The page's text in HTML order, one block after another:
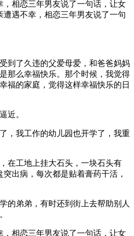
到了久违的父爱母爱，和爸爸妈妈
那么幸福快乐。那个时候，我觉得
福的家庭，觉得这样幸福快乐的日
近。
，我工作的幼儿园也开学了，我重
在工地上挂大石头，一块石头有
出病，每次都是贴着膏药干活，
的弟弟，有时还到街上去帮助别人